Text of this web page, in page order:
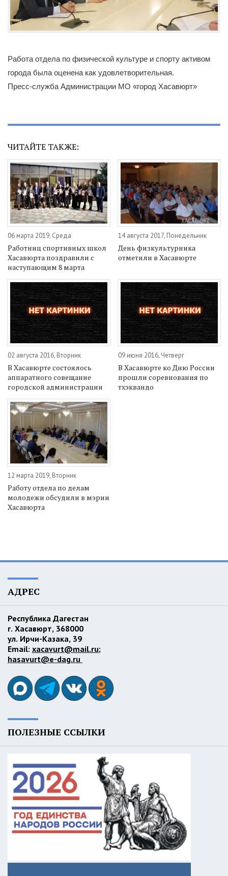
Работа отдела по физической культуре и спорту активом
города была оценена как удовлетворительная.
Пресс-служба Администрации МО «город Хасавюрт»
ЧИТАЙТЕ ТАКЖЕ:
06 марта 2019, Среда
Работниц спортивных школ
Хасавюрта поздравили с
наступающим 8 марта
14 августа 2017, Понедельник
День физкультурника
отметили в Хасавюрте
02 августа 2016, Вторник
В Хасавюрте состоялось
аппаратного совещание
городской администрации
09 июня 2016, Четверг
В Хасавюрте ко Дню России
прошли соревнования по
тхэквандо
12 марта 2019, Вторник
Работу отдела по делам
молодежи обсудили в мэрии
Хасавюрта
АДРЕС
Республика Дагестан
г. Хасавюрт, 368000
ул. Ирчи-Казака, 39
Email: xacavurt@mail.ru;
hasavurt@e-dag.ru
ПОЛЕЗНЫЕ ССЫЛКИ